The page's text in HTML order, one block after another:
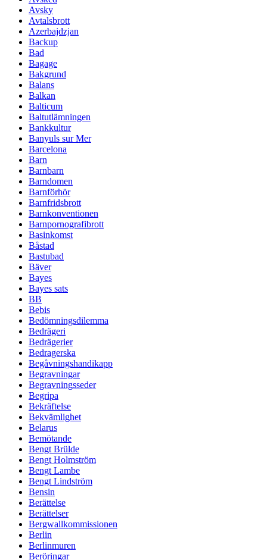
Avsky
Avtalsbrott
Azerbajdzjan
Backup
Bad
Bagage
Bakgrund
Balans
Balkan
Balticum
Baltutlämningen
Bankkultur
Banyuls sur Mer
Barcelona
Barn
Barnbarn
Barndomen
Barnförhör
Barnfridsbrott
Barnkonventionen
Barnpornografibrott
Basinkomst
Båstad
Bastubad
Bäver
Bayes
Bayes sats
BB
Bebis
Bedömningsdilemma
Bedrägeri
Bedrägerier
Bedragerska
Begåvningshandikapp
Begravningar
Begravningsseder
Begripa
Bekräftelse
Bekvämlighet
Belarus
Bemötande
Bengt Brülde
Bengt Holmström
Bengt Lambe
Bengt Lindström
Bensin
Berättelse
Berättelser
Bergwallkommissionen
Berlin
Berlinmuren
Beröringar